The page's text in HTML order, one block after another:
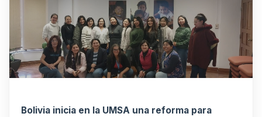
Bolivia inicia en la UMSA una reforma para